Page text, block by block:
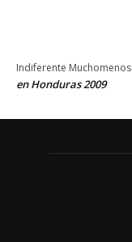
Indiferente Muchomenos
en Honduras 2009